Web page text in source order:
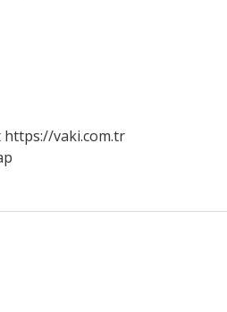
https://vaki.com.tr